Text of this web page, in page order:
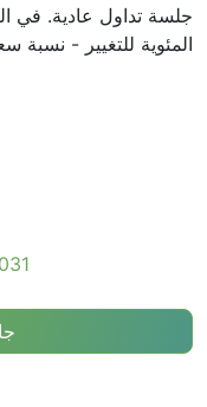
جلسة تداول عادية. في
المئوية للتغيير - نسبة
8031 الشارت